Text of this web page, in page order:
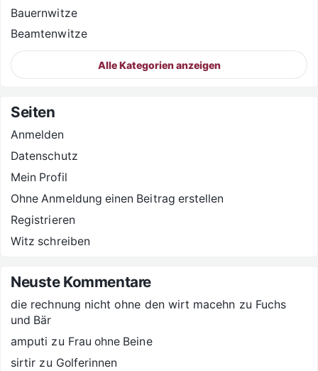
Bauernwitze
Beamtenwitze
Alle Kategorien anzeigen
Seiten
Anmelden
Datenschutz
Mein Profil
Ohne Anmeldung einen Beitrag erstellen
Registrieren
Witz schreiben
Neuste Kommentare
die rechnung nicht ohne den wirt macehn zu Fuchs
und Bär
amputi zu Frau ohne Beine
sirtir zu Golferinnen